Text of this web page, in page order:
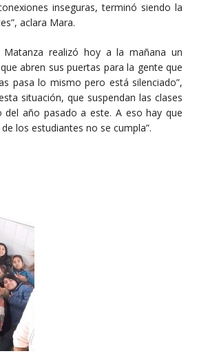
inseguras, terminó siendo la
aclara Mara.
realizó hoy a la mañana un
abren sus puertas para la gente que
pasa lo mismo pero está silenciado”,
situación, que suspendan las clases
año pasado a este. A eso hay que
los estudiantes no se cumpla”.